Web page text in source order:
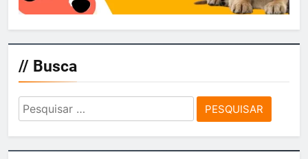
// Busca
Pesquisar
por: